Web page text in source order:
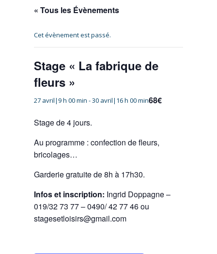
« Tous les Évènements
Cet évènement est passé.
Stage « La fabrique de
fleurs »
27 avril|9 h 00 min -30 avril|16 h 00 min68€
Stage de 4 jours.
Au programme : confection de fleurs,
bricolages…
Garderie gratuite de 8h à 17h30.
Infos et inscription: Ingrid Doppagne –
019/32 73 77 – 0490/ 42 77 46 ou
stagesetloisirs@gmail.com